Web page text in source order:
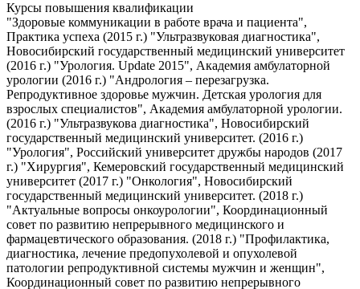
Курсы повышения квалификации
"Здоровые коммуникации в работе врача и пациента",
Практика успеха (2015 г.) "Ультразвуковая диагностика",
Новосибирский государственный медицинский университет
(2016 г.) "Урология. Update 2015", Академия амбулаторной
урологии (2016 г.) "Андрология – перезагрузка.
Репродуктивное здоровье мужчин. Детская урология для
взрослых специалистов", Академия амбулаторной урологии.
(2016 г.) "Ультразвукова диагностика", Новосибирский
государственный медицинский университет. (2016 г.)
"Урология", Российский университет дружбы народов (2017
г.) "Хирургия", Кемеровский государственный медицинский
университет (2017 г.) "Онкология", Новосибирский
государственный медицинский университет. (2018 г.)
"Актуальные вопросы онкоурологии", Координационный
совет по развитию непрерывного медицинского и
фармацевтического образования. (2018 г.) "Профилактика,
диагностика, лечение предопухолевой и опухолевой
патологии репродуктивной системы мужчин и женщин",
Координационный совет по развитию непрерывного